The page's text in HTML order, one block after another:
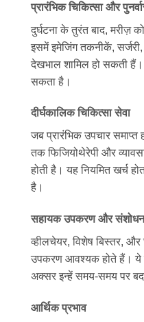
प्रारंभिक चिकित्सा और
दुर्घटना के तुरंत बाद, मरीज़
इसमें इमेजिंग तकनीकें,
देखभाल शामिल हो सकती
सकता है।
दीर्घकालिक चिकित्सा सेवा
जब प्रारंभिक उपचार समाप्त
तक फिजियोथेरेपी और
होती है। यह नियमित खर्च
है।
सहायक उपकरण और संशोधन
व्हीलचेयर, विशेष बिस्तर,
उपकरण आवश्यक होते हैं।
अक्सर इन्हें समय-समय पर
आर्थिक प्रभाव